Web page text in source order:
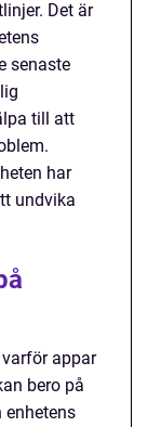
Det är
senaste
till att
har
undvika
appar
bero på